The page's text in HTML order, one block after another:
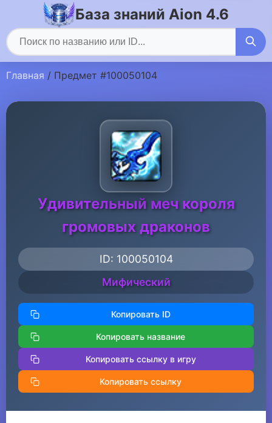
База знаний Aion 4.6
Главная / Предмет #100050104
Удивительный меч короля
громовых драконов
ID: 100050104
Мифический
Копировать ID
Копировать название
Копировать ссылку в игру
Копировать ссылку